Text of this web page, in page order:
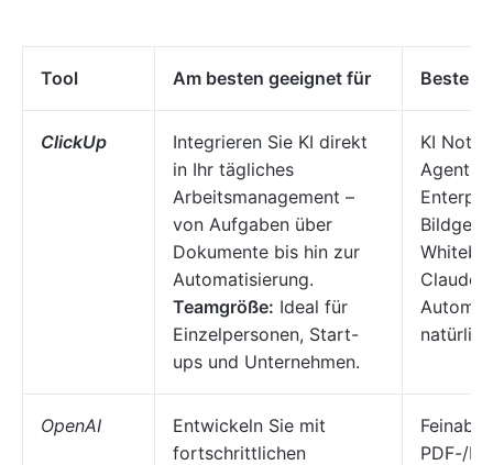
Tool Am besten geeignet für Beste
ClickUp
Integrieren Sie KI direkt
in Ihr tägliches
Arbeitsmanagement –
von Aufgaben über
Dokumente bis hin zur
Automatisierung.
Teamgröße: Ideal für
Einzelpersonen, Start-
ups und Unternehmen.
KI
Agents,
Claude/
OpenAI
Entwickeln Sie mit
fortschrittlichen
PDF-/